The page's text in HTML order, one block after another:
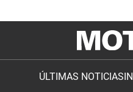
ÚLTIMAS NOTICIAS